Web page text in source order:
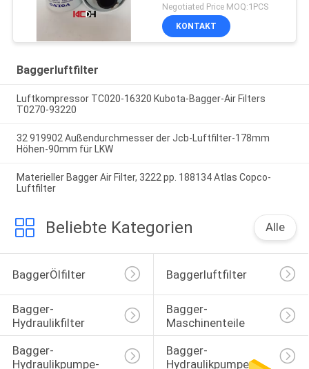
Negotiated Price MOQ:1PCS
KONTAKT
Baggerluftfilter
Luftkompressor TC020-16320 Kubota-Bagger-Air Filters
T0270-93220
32 919902 Außendurchmesser der Jcb-Luftfilter-178mm
Höhen-90mm für LKW
Materieller Bagger Air Filter, 3222 pp. 188134 Atlas Copco-
Luftfilter
Beliebte Kategorien Alle
BaggerÖlfilter Baggerluftfilter
Bagger-
Hydraulikfilter
Bagger-
Maschinenteile
Bagger-
Hydraulikpumpe-
Bagger-
Hydraulikpumpe